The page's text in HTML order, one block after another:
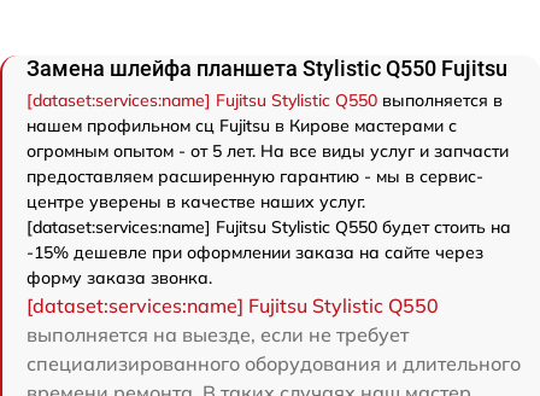
Замена шлейфа планшета Stylistic Q550 Fujitsu
[dataset:services:name] Fujitsu Stylistic Q550 выполняется в
нашем профильном сц Fujitsu в Кирове мастерами с
огромным опытом - от 5 лет. На все виды услуг и запчасти
предоставляем расширенную гарантию - мы в сервис-
центре уверены в качестве наших услуг.
[dataset:services:name] Fujitsu Stylistic Q550 будет стоить на
-15% дешевле при оформлении заказа на сайте через
форму заказа звонка.
[dataset:services:name] Fujitsu Stylistic Q550
выполняется на выезде, если не требует
специализированного оборудования и длительного